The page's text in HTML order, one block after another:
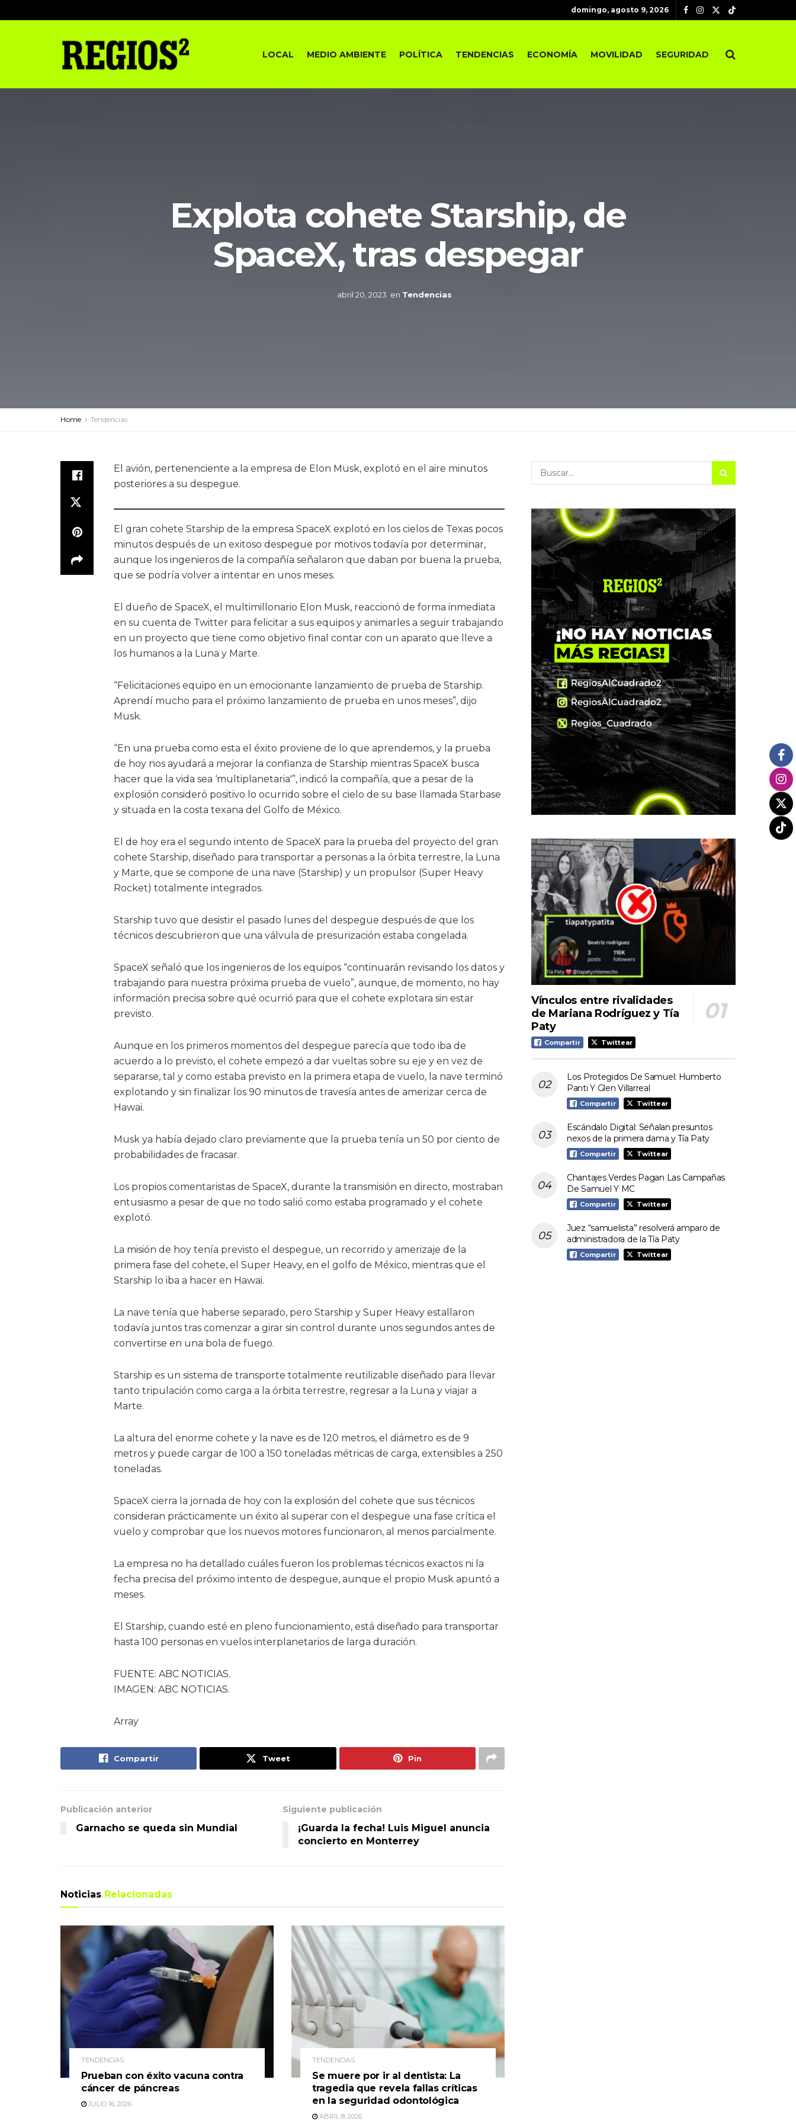
domingo, agosto 9, 2026
LOCAL MEDIO AMBIENTE POLÍTICA TENDENCIAS ECONOMÍA MOVILIDAD SEGURIDAD
Explota cohete Starship, de
SpaceX, tras despegar
abril 20, 2023 en Tendencias
Home Tendencias
El avión, pertenenciente a la empresa de Elon Musk, explotó en el aire minutos
posteriores a su despegue.
El gran cohete Starship de la empresa SpaceX explotó en los cielos de Texas pocos
minutos después de un exitoso despegue por motivos todavía por determinar,
aunque los ingenieros de la compañía señalaron que daban por buena la prueba,
que se podría volver a intentar en unos meses.
El dueño de SpaceX, el multimillonario Elon Musk, reaccionó de forma inmediata
en su cuenta de Twitter para felicitar a sus equipos y animarles a seguir trabajando
en un proyecto que tiene como objetivo final contar con un aparato que lleve a
los humanos a la Luna y Marte.
“Felicitaciones equipo en un emocionante lanzamiento de prueba de Starship.
Aprendí mucho para el próximo lanzamiento de prueba en unos meses”, dijo
Musk.
“En una prueba como esta el éxito proviene de lo que aprendemos, y la prueba
de hoy nos ayudará a mejorar la confianza de Starship mientras SpaceX busca
hacer que la vida sea ‘multiplanetaria'”, indicó la compañía, que a pesar de la
explosión consideró positivo lo ocurrido sobre el cielo de su base llamada Starbase
y situada en la costa texana del Golfo de México.
El de hoy era el segundo intento de SpaceX para la prueba del proyecto del gran
cohete Starship, diseñado para transportar a personas a la órbita terrestre, la Luna
y Marte, que se compone de una nave (Starship) y un propulsor (Super Heavy
Rocket) totalmente integrados.
Starship tuvo que desistir el pasado lunes del despegue después de que los
técnicos descubrieron que una válvula de presurización estaba congelada.
SpaceX señaló que los ingenieros de los equipos “continuarán revisando los datos y
trabajando para nuestra próxima prueba de vuelo”, aunque, de momento, no hay
información precisa sobre qué ocurrió para que el cohete explotara sin estar
previsto.
Aunque en los primeros momentos del despegue parecía que todo iba de
acuerdo a lo previsto, el cohete empezó a dar vueltas sobre su eje y en vez de
separarse, tal y como estaba previsto en la primera etapa de vuelo, la nave terminó
explotando y sin finalizar los 90 minutos de travesía antes de amerizar cerca de
Hawai.
Musk ya había dejado claro previamente que la prueba tenía un 50 por ciento de
probabilidades de fracasar.
Los propios comentaristas de SpaceX, durante la transmisión en directo, mostraban
entusiasmo a pesar de que no todo salió como estaba programado y el cohete
explotó.
La misión de hoy tenía previsto el despegue, un recorrido y amerizaje de la
primera fase del cohete, el Super Heavy, en el golfo de México, mientras que el
Starship lo iba a hacer en Hawai.
La nave tenía que haberse separado, pero Starship y Super Heavy estallaron
todavía juntos tras comenzar a girar sin control durante unos segundos antes de
convertirse en una bola de fuego.
Starship es un sistema de transporte totalmente reutilizable diseñado para llevar
tanto tripulación como carga a la órbita terrestre, regresar a la Luna y viajar a
Marte.
La altura del enorme cohete y la nave es de 120 metros, el diámetro es de 9
metros y puede cargar de 100 a 150 toneladas métricas de carga, extensibles a 250
toneladas.
SpaceX cierra la jornada de hoy con la explosión del cohete que sus técnicos
consideran prácticamente un éxito al superar con el despegue una fase crítica el
vuelo y comprobar que los nuevos motores funcionaron, al menos parcialmente.
La empresa no ha detallado cuáles fueron los problemas técnicos exactos ni la
fecha precisa del próximo intento de despegue, aunque el propio Musk apuntó a
meses.
El Starship, cuando esté en pleno funcionamiento, está diseñado para transportar
hasta 100 personas en vuelos interplanetarios de larga duración.
FUENTE: ABC NOTICIAS.
IMAGEN: ABC NOTICIAS.
Array
Compartir Tweet Pin
Publicación anterior
Garnacho se queda sin Mundial
Siguiente publicación
¡Guarda la fecha! Luis Miguel anuncia
concierto en Monterrey
Noticias Relacionadas
TENDENCIAS
Prueban con éxito vacuna contra
cáncer de páncreas
JULIO 16, 2026
TENDENCIAS
Se muere por ir al dentista: La
tragedia que revela fallas críticas
en la seguridad odontológica
ABRIL 8, 2026
Vínculos entre rivalidades
de Mariana Rodríguez y Tía
Paty
Compartir Twittear
Los Protegidos De Samuel: Humberto
Panti Y Glen Villarreal
Compartir Twittear
Escándalo Digital: Señalan presuntos
nexos de la primera dama y Tía Paty
Compartir Twittear
Chantajes Verdes Pagan Las Campañas
De Samuel Y MC
Compartir Twittear
Juez “samuelista” resolverá amparo de
administradora de la Tía Paty
Compartir Twittear